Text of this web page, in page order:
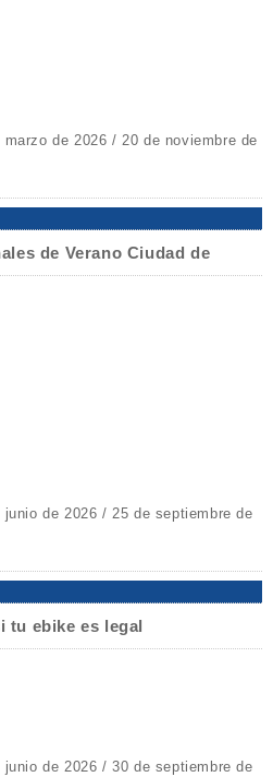
marzo de 2026 / 20 de noviembre de
de Verano Ciudad de
junio de 2026 / 25 de septiembre de
tu ebike es legal
junio de 2026 / 30 de septiembre de